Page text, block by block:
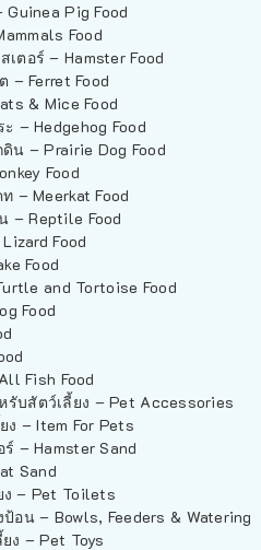
Pig Food
Food
ตอร์ – Hamster Food
– Ferret Food
& Mice Food
– Hedgehog Food
น – Prairie Dog Food
Food
– Meerkat Food
– Reptile Food
Food
Food
and Tortoise Food
Food
Fish Food
บสัตว์เลี้ยง – Pet Accessories
ง – Item For Pets
– Hamster Sand
Sand
ง – Pet Toilets
อน – Bowls, Feeders & Watering
ง – Pet Toys